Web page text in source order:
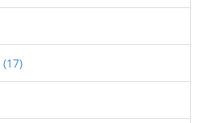
(17)